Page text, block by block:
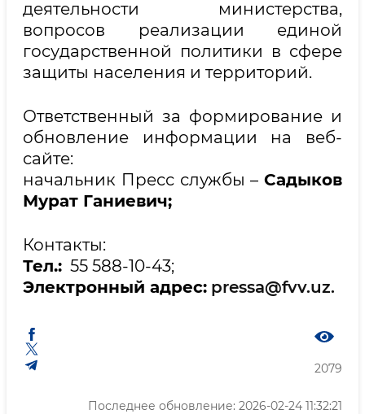
деятельности министерства,
вопросов реализации единой
государственной политики в сфере
защиты населения и территорий.
Ответственный за формирование и
обновление информации на веб-
сайте:
начальник Пресс службы – Садыков
Мурат Ганиевич;
Контакты:
Тел.: 55 588-10-43;
Электронный адрес: pressa@fvv.uz.
2079
Последнее обновление: 2026-02-24 11:32:21